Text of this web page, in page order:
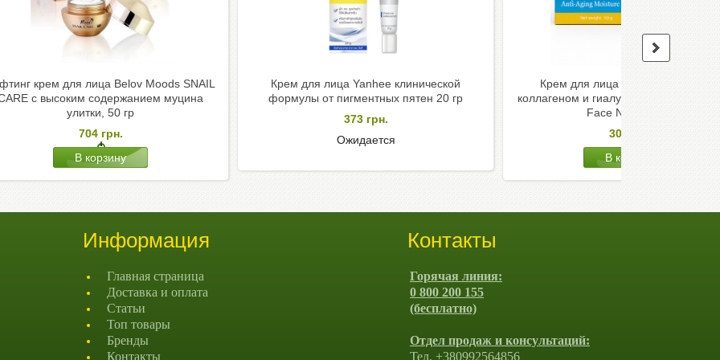
крем для лица Belov Moods SNAIL
с высоким содержанием муцина
улитки, 50 гр
704 грн.
Крем для лица Yanhee клинической
формулы от пигментных пятен 20 гр
373 грн.
Ожидается
Крем для лица омолаживающий
коллагеном и гиалуроновой кислотой
Face Nature Q10
303
Информация
Главная страница
Доставка и оплата
Статьи
Топ товары
Бренды
Контакты
Контакты
Горячая линия:
0 800 200 155
(бесплатно)
Отдел продаж и консультаций:
Тел. +380992564856